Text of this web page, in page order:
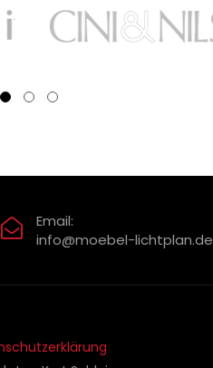
Email:
info@moebel-lichtplan.de